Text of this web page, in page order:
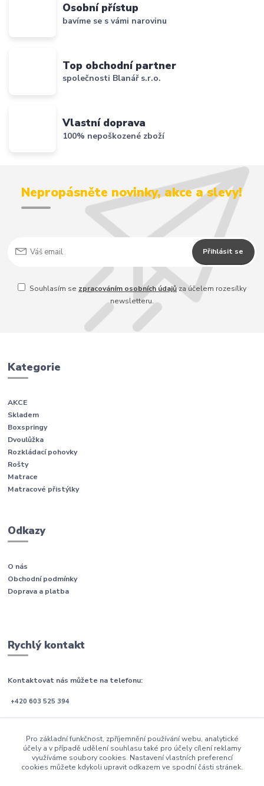
Osobní přístup
bavíme se s vámi narovinu
Top obchodní partner
společnosti Blanář s.r.o.
Vlastní doprava
100% nepoškozené zboží
Nepropásněte novinky, akce a slevy!
Přihlásit se
Souhlasím se zpracováním osobních údajůza účelem rozesílky
newsletteru.
Kategorie
AKCE
Skladem
Boxspringy
Dvoulůžka
Rozkládací pohovky
Rošty
Matrace
Matracové přistýlky
Odkazy
O nás
Obchodní podmínky
Doprava a platba
Rychlý kontakt
Kontaktovat nás můžete na telefonu:
+420 603 525 394
So-Ne (09:00 - 21:00)
email: info@postele-blanar.cz
Pro základní funkčnost, zpříjemnění používání webu, analytické
účely a v případě udělení souhlasu také pro účely cílení reklamy
využíváme soubory cookies. Nastavení vlastních preferencí
cookies můžete kdykoli upravit odkazem ve spodní části stránek.